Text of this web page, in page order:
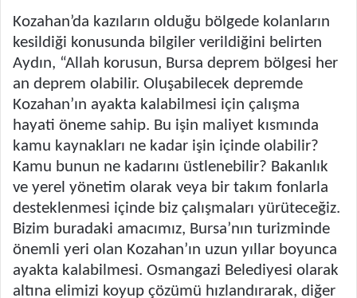
Kozahan’da kazıların olduğu bölgede kolanların
kesildiği konusunda bilgiler verildiğini belirten
Aydın, “Allah korusun, Bursa deprem bölgesi her
an deprem olabilir. Oluşabilecek depremde
Kozahan’ın ayakta kalabilmesi için çalışma
hayati öneme sahip. Bu işin maliyet kısmında
kamu kaynakları ne kadar işin içinde olabilir?
Kamu bunun ne kadarını üstlenebilir? Bakanlık
ve yerel yönetim olarak veya bir takım fonlarla
desteklenmesi içinde biz çalışmaları yürüteceğiz.
Bizim buradaki amacımız, Bursa’nın turizminde
önemli yeri olan Kozahan’ın uzun yıllar boyunca
ayakta kalabilmesi. Osmangazi Belediyesi olarak
altına elimizi koyup çözümü hızlandırarak, diğer